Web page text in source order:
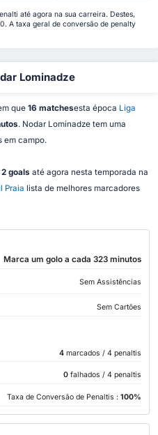
até agora na sua carreira. Destes,
A taxa geral de conversão de penalty
Lominadze
que 16 matchesesta época Liga
. Nodar Lominadze tem uma
em campo.
2 goals até agora nesta temporada na
Praia lista de melhores marcadores
Marca um golo a cada 323 minutos
Sem Assistências
Sem Cartões
4 marcados / 4 penaltis
0 falhados / 4 penaltis
Taxa de Conversão de Penaltis : 100%